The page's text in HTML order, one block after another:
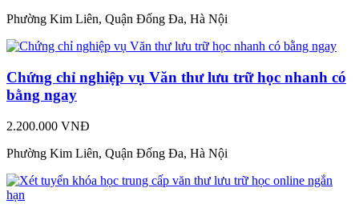
Phường Kim Liên, Quận Đống Đa, Hà Nội
Chứng chỉ nghiệp vụ Văn thư lưu trữ học nhanh có
bằng ngay
2.200.000 VNĐ
Phường Kim Liên, Quận Đống Đa, Hà Nội